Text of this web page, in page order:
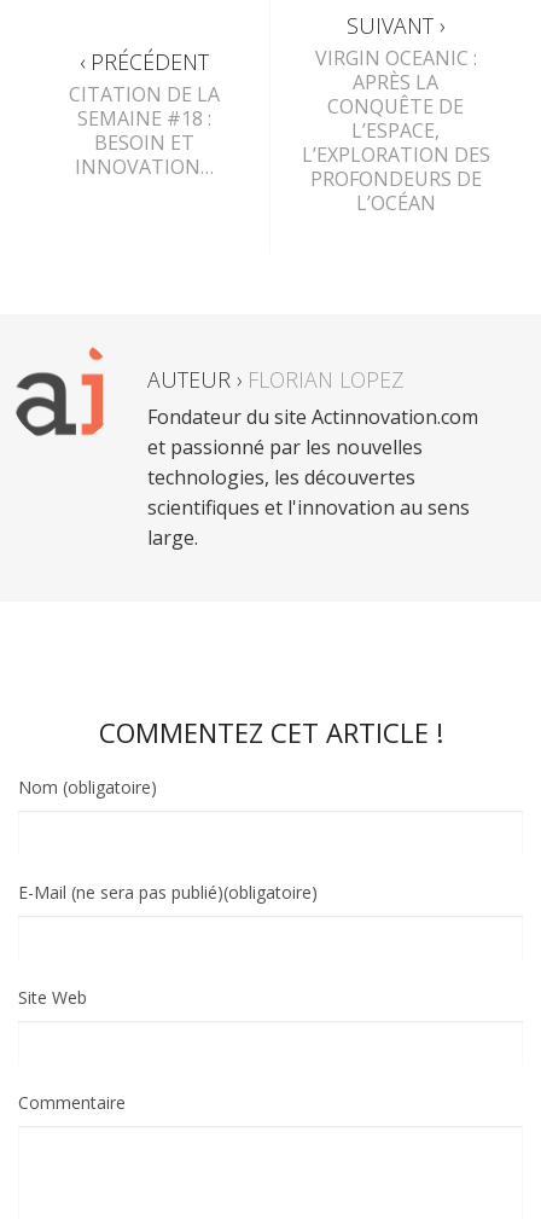
‹ PRÉCÉDENT
CITATION DE LA
SEMAINE #18 :
BESOIN ET
INNOVATION…
SUIVANT ›
VIRGIN OCEANIC :
APRÈS LA
CONQUÊTE DE
L’ESPACE,
L’EXPLORATION DES
PROFONDEURS DE
L’OCÉAN
AUTEUR › FLORIAN LOPEZ
Fondateur du site Actinnovation.com
et passionné par les nouvelles
technologies, les découvertes
scientifiques et l'innovation au sens
large.
COMMENTEZ CET ARTICLE !
Nom (obligatoire)
E-Mail (ne sera pas publié)(obligatoire)
Site Web
Commentaire